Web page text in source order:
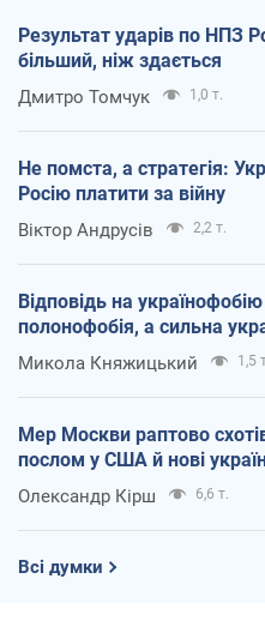
Результат ударів по НПЗ
більший, ніж здається
Дмитро Томчук 1,0 т.
Не помста, а стратегія:
Росію платити за війну
Віктор Андрусів 2,2 т.
Відповідь на
полонофобія, а сильна
Микола Княжицький 1,5
Мер Москви раптово
послом у США й нові
Олександр Кірш 6,6 т.
Всі думки